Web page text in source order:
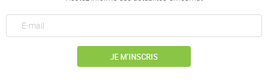
JE M’INSCRIS